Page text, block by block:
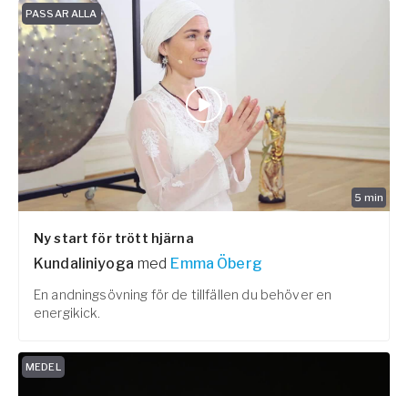
5 min
PASSAR ALLA
Ny start för trött hjärna
Kundaliniyoga med Emma Öberg
En andningsövning för de tillfällen du behöver en
energikick.
MEDEL